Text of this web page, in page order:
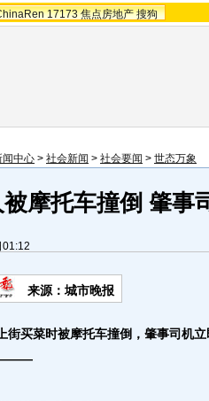
17173 焦点房地产 搜狗
闻中心 > 社会新闻 > 社会要闻 > 世态万象
摩托车撞倒 肇事
来源：城市晚报
买菜时被摩托车撞倒，肇事司机立
———